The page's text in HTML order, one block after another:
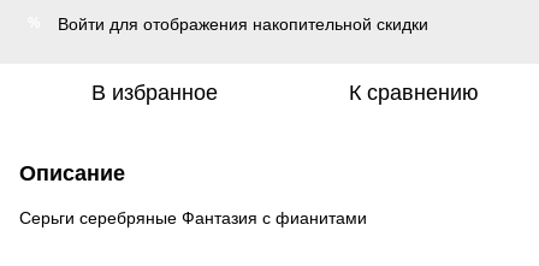
Войти для отображения накопительной скидки
В избранное К сравнению
Описание
Серьги серебряные Фантазия с фианитами